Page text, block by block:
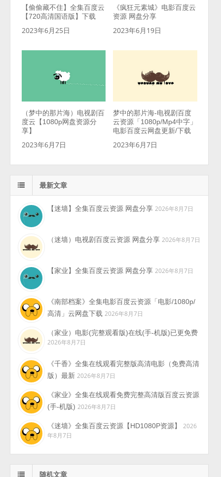
【偷偷藏不住】全集百度云
【720高清国语版】下载
2023年6月25日
《疯狂元素城》电影百度云
资源 网盘分享
2023年6月19日
（梦中的那片海）电视剧百
度云【1080p网盘资源分
享】
2023年6月7日
梦中的那片海-电视剧百度
云资源「1080p/Mp4中字」
电影百度云网盘更新/下载
2023年6月7日
最新文章
【迷墙】全集百度云资源 网盘分享 2026年8月7日
（迷墙）电视剧百度云资源 网盘分享 2026年8月7日
【家业】全集百度云资源 网盘分享 2026年8月7日
《南部档案》全集电影百度云资源「电影/1080p/
高清」云网盘下载 2026年8月7日
（家业）电影(完整观看版)在线(手-机版)已更免费
2026年8月7日
《千香》全集在线观看完整版高清电影（免费高清
版）最新 2026年8月7日
《家业》全集在线观看免费完整高清版百度云资源
(手-机版) 2026年8月7日
《迷墙》全集百度云资源【HD1080P资源】
2026
年8月7日
随机文章